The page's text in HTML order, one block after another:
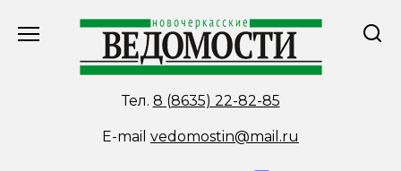
Тел. 8 (8635) 22-82-85
E-mail vedomostin@mail.ru